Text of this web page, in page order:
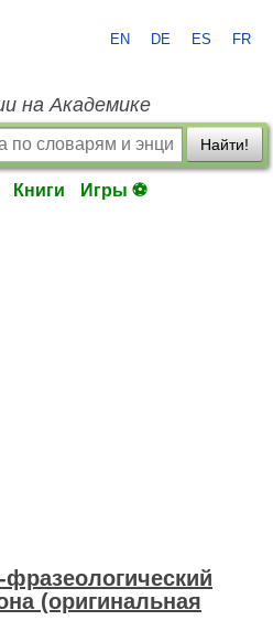
EN DE ES FR
на Академике
Найти!
Книги Игры ⚽
(оригинальная